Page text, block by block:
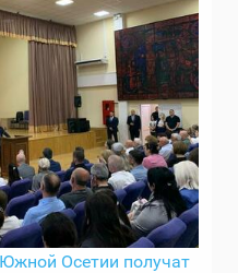
Осетии получат